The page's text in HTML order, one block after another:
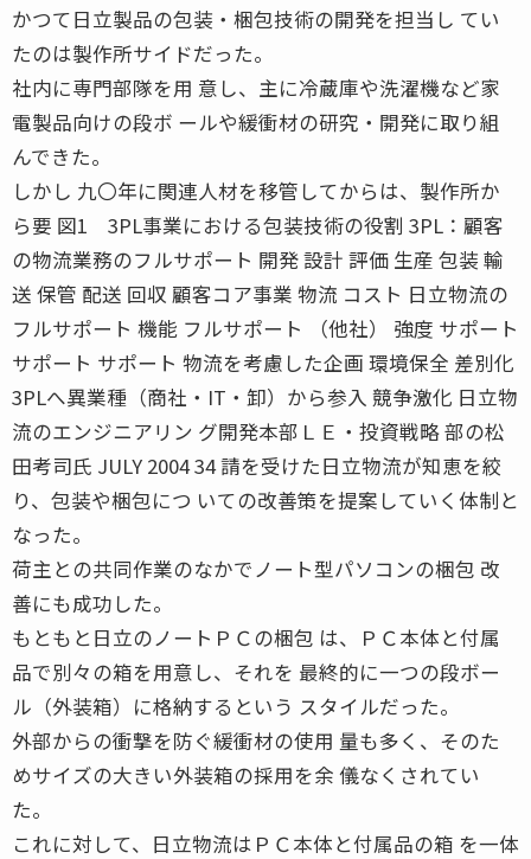
かつて日立製品の包装・梱包技術の開発を担当し てい
たのは製作所サイドだった。
社内に専門部隊を用 意し、主に冷蔵庫や洗濯機など家
電製品向けの段ボ ールや緩衝材の研究・開発に取り組
んできた。
しかし 九〇年に関連人材を移管してからは、製作所か
ら要 図1 3PL事業における包装技術の役割 3PL：顧客
の物流業務のフルサポート 開発 設計 評価 生産 包装 輸
送 保管 配送 回収 顧客コア事業 物流 コスト 日立物流の
フルサポート 機能 フルサポート （他社） 強度 サポート
サポート サポート 物流を考慮した企画 環境保全 差別化
3PLへ異業種（商社・IT・卸）から参入 競争激化 日立物
流のエンジニアリン グ開発本部ＬＥ・投資戦略 部の松
田考司氏 JULY 2004 34 請を受けた日立物流が知恵を絞
り、包装や梱包につ いての改善策を提案していく体制と
なった。
荷主との共同作業のなかでノート型パソコンの梱包 改
善にも成功した。
もともと日立のノートＰＣの梱包 は、ＰＣ本体と付属
品で別々の箱を用意し、それを 最終的に一つの段ボー
ル（外装箱）に格納するという スタイルだった。
外部からの衝撃を防ぐ緩衝材の使用 量も多く、そのた
めサイズの大きい外装箱の採用を余 儀なくされてい
た。
これに対して、日立物流はＰＣ本体と付属品の箱 を一体